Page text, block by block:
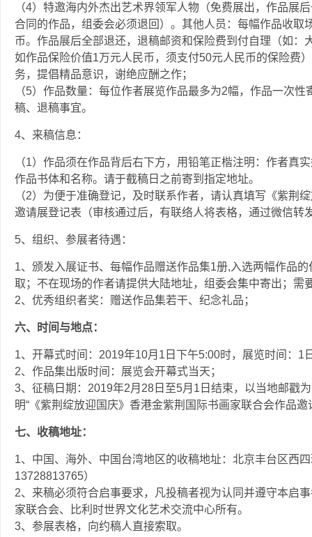
（4）特邀海内外杰出艺术界领军人物（免费展出，作品展
合同的作品，组委会必须退回）。其他人员：每幅作品收取
币。作品展后全部退还，退稿邮资和保险费到付自理（如：
如作品保险价值1万元人民币，须支付50元人民币的保险费
务，提倡精品意识，谢绝应酬之作；
（5）作品数量：每位作者展览作品最多为2幅，作品一次
稿、退稿事宜。
4、来稿信息：
（1）作品须在作品背后右下方，用铅笔正楷注明：作者真
作品书体和名称。请于截稿日之前寄到指定地址。
（2）为便于准确登记，及时联系作者，请认真填写《紫荆
邀请展登记表（审核通过后，有联络人将表格，通过微信转
5、组织、参展者待遇：
1、颁发入展证书、每幅作品赠送作品集1册,入选两幅作品
取；不在现场的作者请提供大陆地址，组委会集中寄出；需
2、优秀组织者奖：赠送作品集若干、纪念礼品；
六、时间与地点：
1、开幕式时间：2019年10月1日下午5:00时，展览时间：1
2、作品集出版时间：展览会开幕式当天；
3、征稿日期：2019年2月28日至5月1日结束，以当地邮戳
明“《紫荆绽放迎国庆》香港金紫荆国际书画家联合会作品邀
七、收稿地址：
1、中国、海外、中国台湾地区的收稿地址：北京丰台区西
13728813765）
2、来稿必须符合启事要求，凡投稿者视为认同并遵守本启
家联合会、比利时世界文化艺术交流中心所有。
3、参展表格，向约稿人直接索取。